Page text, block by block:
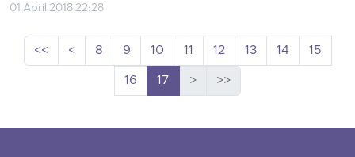
01 April 2018 22:28
<< < 8 9 10 11 12 13 14
15
16
17 > >>